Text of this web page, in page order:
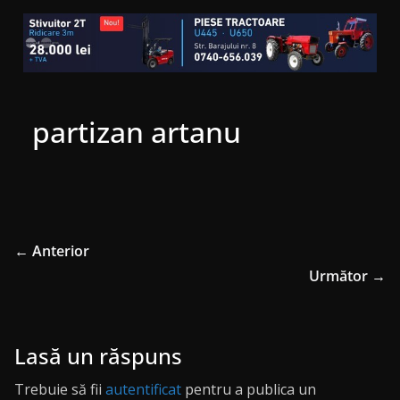
partizan artanu
← Anterior
Următor →
Lasă un răspuns
Trebuie să fii autentificat pentru a publica un